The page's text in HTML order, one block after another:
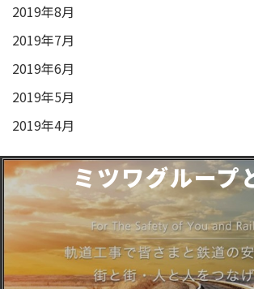
2019年8月
2019年7月
2019年6月
2019年5月
2019年4月
ミツワグループ